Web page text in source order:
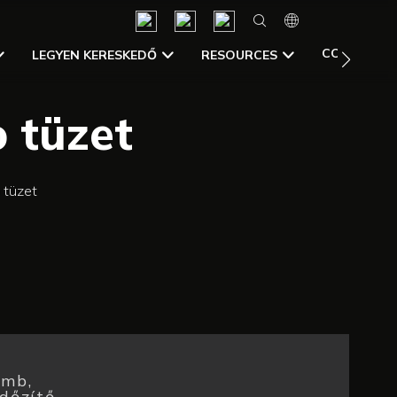
LEGYEN KERESKEDŐ RESOURCES CONTACT
tüzet
tüzet